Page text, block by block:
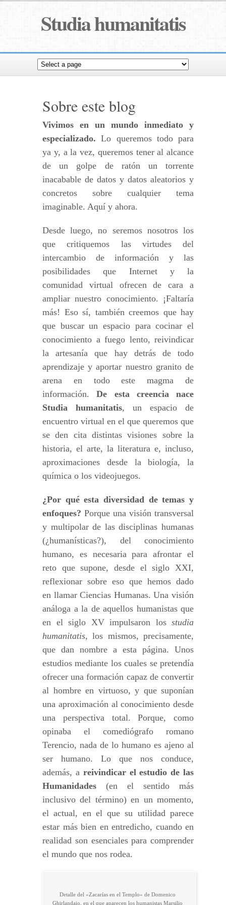
Studia humanitatis
Sobre este blog
Vivimos en un mundo inmediato y
especializado. Lo queremos todo para
ya y, a la vez, queremos tener al alcance
de un golpe de ratón un torrente
inacabable de datos y datos aleatorios y
concretos sobre cualquier tema
imaginable. Aquí y ahora.
Desde luego, no seremos nosotros los
que critiquemos las virtudes del
intercambio de información y las
posibilidades que Internet y la
comunidad virtual ofrecen de cara a
ampliar nuestro conocimiento. ¡Faltaría
más! Eso sí, también creemos que hay
que buscar un espacio para cocinar el
conocimiento a fuego lento, reivindicar
la artesanía que hay detrás de todo
aprendizaje y aportar nuestro granito de
arena en todo este magma de
información.De esta creencia nace
Studia humanitatis, un espacio de
encuentro virtual en el que queremos que
se den cita distintas visiones sobre la
historia, el arte, la literatura e, incluso,
aproximaciones desde la biología, la
química o los videojuegos.
¿Por qué esta diversidad de temas y
enfoques? Porque una visión transversal
y multipolar de las disciplinas humanas
(¿humanísticas?), del conocimiento
humano, es necesaria para afrontar el
reto que supone, desde el siglo XXI,
reflexionar sobre eso que hemos dado
en llamar Ciencias Humanas. Una visión
análoga a la de aquellos humanistas que
en el siglo XV impulsaron los studia
humanitatis, los mismos, precisamente,
que dan nombre a esta página. Unos
estudios mediante los cuales se pretendía
ofrecer una formación capaz de convertir
al hombre en virtuoso, y que suponían
una aproximación al conocimiento desde
una perspectiva total. Porque, como
opinaba el comediógrafo romano
Terencio, nada de lo humano es ajeno al
ser humano. Lo que nos conduce,
además, a reivindicar el estudio de las
Humanidades (en el sentido más
inclusivo del término) en un momento,
el actual, en el que su utilidad parece
estar más bien en entredicho, cuando en
realidad son esenciales para comprender
el mundo que nos rodea.
Detalle del «Zacarías en el Templo» de Domenico
Ghirlandaio, en el que aparecen los humanistas Marsilio